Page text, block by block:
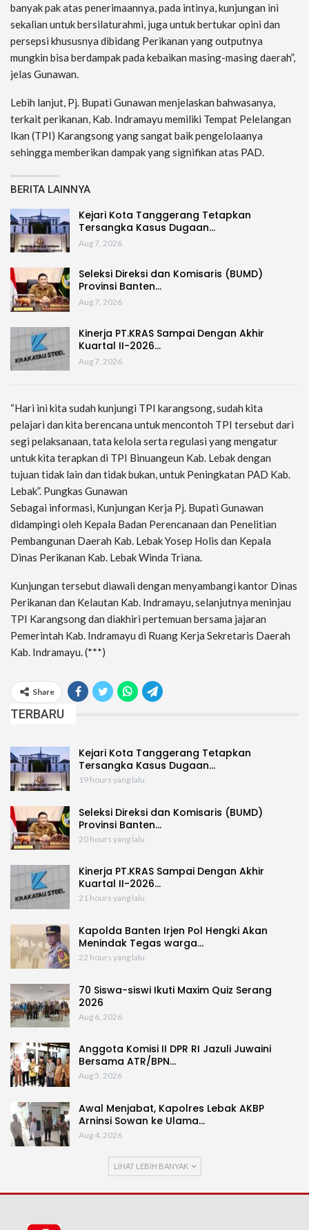
banyak pak atas penerimaannya, pada intinya, kunjungan ini
sekalian untuk bersilaturahmi, juga untuk bertukar opini dan
persepsi khususnya dibidang Perikanan yang outputnya
mungkin bisa berdampak pada kebaikan masing-masing daerah”,
jelas Gunawan.
Lebih lanjut, Pj. Bupati Gunawan menjelaskan bahwasanya,
terkait perikanan, Kab. Indramayu memiliki Tempat Pelelangan
Ikan (TPI) Karangsong yang sangat baik pengelolaanya
sehingga memberikan dampak yang signifikan atas PAD.
BERITA LAINNYA
Kejari Kota Tanggerang Tetapkan
Tersangka Kasus Dugaan…
Aug 7, 2026
Seleksi Direksi dan Komisaris (BUMD)
Provinsi Banten…
Aug 7, 2026
Kinerja PT.KRAS Sampai Dengan Akhir
Kuartal II-2026…
Aug 7, 2026
“Hari ini kita sudah kunjungi TPI karangsong, sudah kita
pelajari dan kita berencana untuk mencontoh TPI tersebut dari
segi pelaksanaan, tata kelola serta regulasi yang mengatur
untuk kita terapkan di TPI Binuangeun Kab. Lebak dengan
tujuan tidak lain dan tidak bukan, untuk Peningkatan PAD Kab.
Lebak”. Pungkas Gunawan
Sebagai informasi, Kunjungan Kerja Pj. Bupati Gunawan
didampingi oleh Kepala Badan Perencanaan dan Penelitian
Pembangunan Daerah Kab. Lebak Yosep Holis dan Kepala
Dinas Perikanan Kab. Lebak Winda Triana.
Kunjungan tersebut diawali dengan menyambangi kantor Dinas
Perikanan dan Kelautan Kab. Indramayu, selanjutnya meninjau
TPI Karangsong dan diakhiri pertemuan bersama jajaran
Pemerintah Kab. Indramayu di Ruang Kerja Sekretaris Daerah
Kab. Indramayu. (***)
Share
TERBARU
Kejari Kota Tanggerang Tetapkan
Tersangka Kasus Dugaan…
19 hours yang lalu
Seleksi Direksi dan Komisaris (BUMD)
Provinsi Banten…
20 hours yang lalu
Kinerja PT.KRAS Sampai Dengan Akhir
Kuartal II-2026…
21 hours yang lalu
Kapolda Banten Irjen Pol Hengki Akan
Menindak Tegas warga…
22 hours yang lalu
70 Siswa-siswi Ikuti Maxim Quiz Serang
2026
Aug 6, 2026
Anggota Komisi II DPR RI Jazuli Juwaini
Bersama ATR/BPN…
Aug 5, 2026
Awal Menjabat, Kapolres Lebak AKBP
Arninsi Sowan ke Ulama…
Aug 4, 2026
LIHAT LEBIH BANYAK